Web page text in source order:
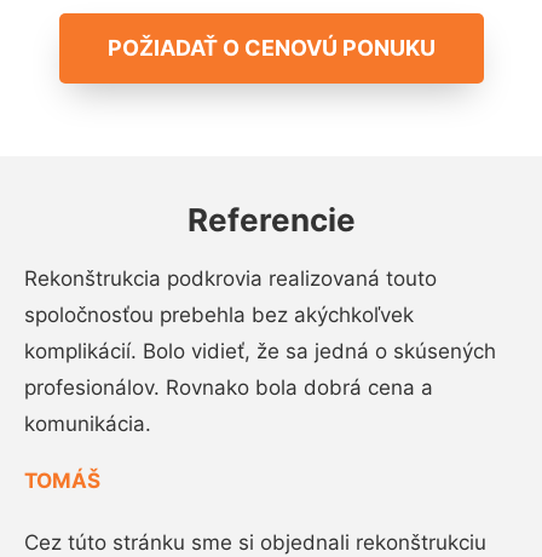
POŽIADAŤ O CENOVÚ PONUKU
Referencie
Rekonštrukcia podkrovia realizovaná touto
spoločnosťou prebehla bez akýchkoľvek
komplikácií. Bolo vidieť, že sa jedná o skúsených
profesionálov. Rovnako bola dobrá cena a
komunikácia.
TOMÁŠ
Cez túto stránku sme si objednali rekonštrukciu